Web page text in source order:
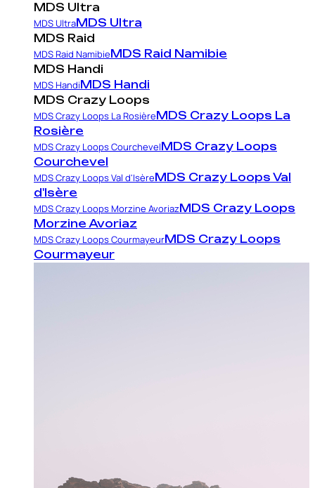
MDS Ultra
MDS UltraMDS Ultra
MDS Raid
MDS Raid NamibieMDS Raid Namibie
MDS Handi
MDS HandiMDS Handi
MDS Crazy Loops
MDS Crazy Loops La RosièreMDS Crazy Loops La
Rosière
MDS Crazy Loops CourchevelMDS Crazy Loops
Courchevel
MDS Crazy Loops Val d'IsèreMDS Crazy Loops Val
d'Isère
MDS Crazy Loops Morzine AvoriazMDS Crazy Loops
Morzine Avoriaz
MDS Crazy Loops CourmayeurMDS Crazy Loops
Courmayeur